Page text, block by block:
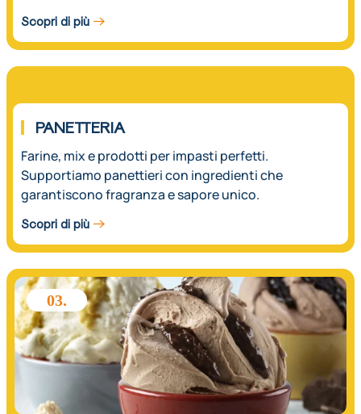
Scopri di più
02.
PANETTERIA
Farine, mix e prodotti per impasti perfetti.
Supportiamo panettieri con ingredienti che
garantiscono fragranza e sapore unico.
Scopri di più
03.